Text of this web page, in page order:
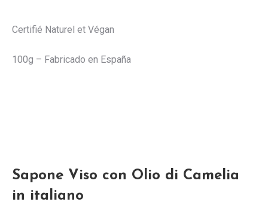
Certifié Naturel et Végan
100g – Fabricado en España
Sapone Viso con Olio di Camelia
in italiano